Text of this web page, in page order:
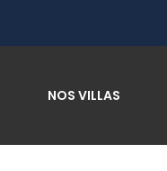
NOS VILLAS